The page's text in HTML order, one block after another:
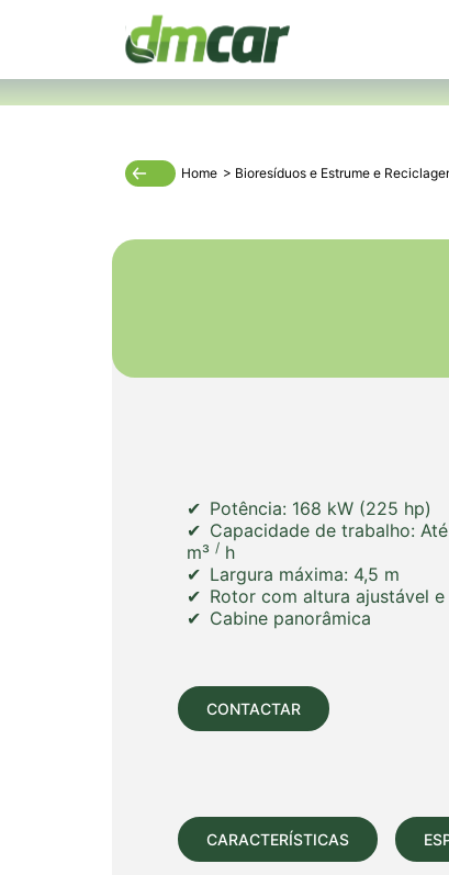
Home > Bioresíduos e Estrume e
Potência: 168 kW (225 hp)
Capacidade de trabalho:
m³ / h
Largura máxima: 4,5 m
Rotor com altura ajustável
Cabine panorâmica
CONTACTAR
CARACTERÍSTICAS